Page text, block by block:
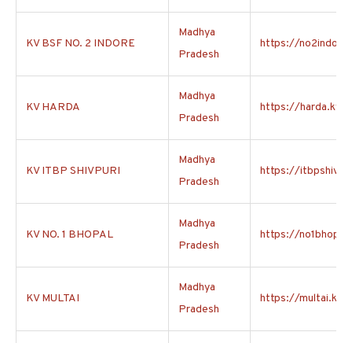
KV BSF NO. 2 INDORE
Madhya
Pradesh
https://
KV HARDA
Madhya
Pradesh
https://
KV ITBP SHIVPURI
Madhya
Pradesh
https://
KV NO. 1 BHOPAL
Madhya
Pradesh
https://
KV MULTAI
Madhya
Pradesh
https://